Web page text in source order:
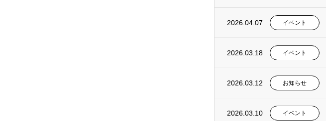
2026.04.07 イベント
2026.03.18 イベント
2026.03.12 お知らせ
2026.03.10 イベント